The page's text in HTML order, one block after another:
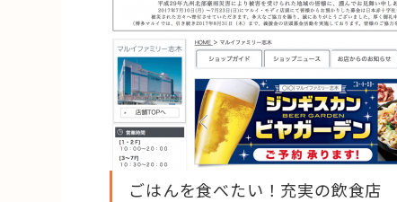
イ
の
魅
力”
の
ごはんを食べたい！充実の飲食店